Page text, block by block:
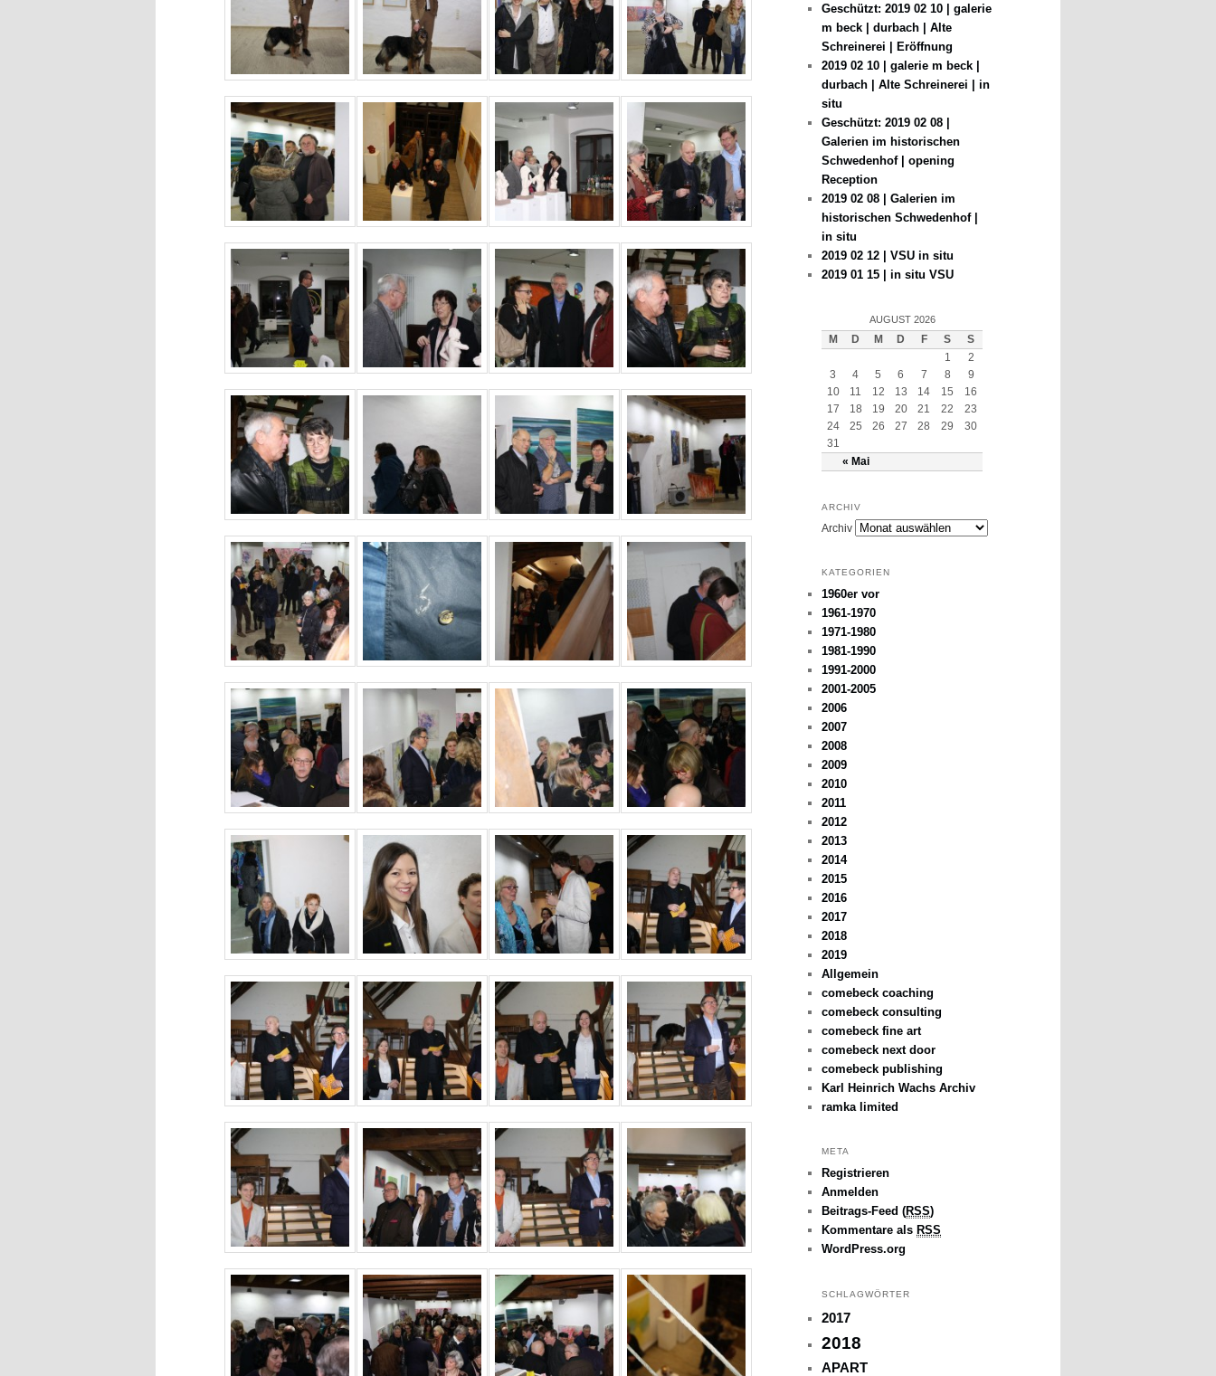
Geschützt: 2019 02 10 | galerie
m beck | durbach | Alte
Schreinerei | Eröffnung
2019 02 10 | galerie m beck |
durbach | Alte Schreinerei | in
situ
Geschützt: 2019 02 08 |
Galerien im historischen
Schwedenhof | opening
Reception
2019 02 08 | Galerien im
historischen Schwedenhof |
in situ
2019 02 12 | VSU in situ
2019 01 15 | in situ VSU
AUGUST 2026
M D M D F S S
« Mai
1
2
3
4 5 6 7 8
9
10
11 12 13 14 15
16
17
18 19 20 21 22
23
24
25 26 27 28 29
30
31
ARCHIV
Archiv
KATEGORIEN
1960er vor
1961-1970
1971-1980
1981-1990
1991-2000
2001-2005
2006
2007
2008
2009
2010
2011
2012
2013
2014
2015
2016
2017
2018
2019
Allgemein
comebeck coaching
comebeck consulting
comebeck fine art
comebeck next door
comebeck publishing
Karl Heinrich Wachs Archiv
ramka limited
META
Registrieren
Anmelden
Beitrags-Feed (RSS)
Kommentare als RSS
WordPress.org
SCHLAGWÖRTER
2017
2018
APART